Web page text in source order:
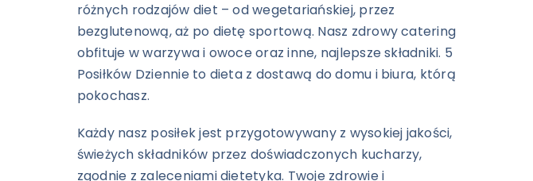
różnych rodzajów diet – od wegetariańskiej, przez
bezglutenową, aż po dietę sportową. Nasz zdrowy catering
obfituje w warzywa i owoce oraz inne, najlepsze składniki. 5
Posiłków Dziennie to dieta z dostawą do domu i biura, którą
pokochasz.
Każdy nasz posiłek jest przygotowywany z wysokiej jakości,
świeżych składników przez doświadczonych kucharzy,
zgodnie z zaleceniami dietetyka. Twoje zdrowie i